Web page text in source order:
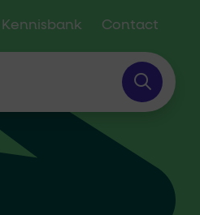
Kennisbank Contact